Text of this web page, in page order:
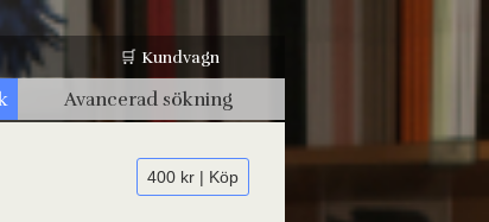
🛒 Kundvagn
Avancerad sökning
400 kr | Köp